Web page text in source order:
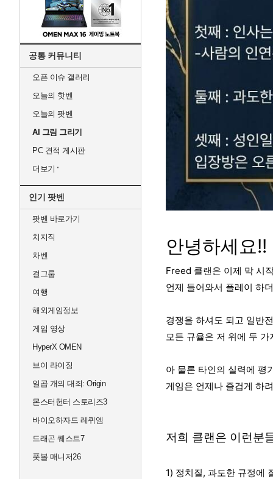
공통 커뮤니티
오픈 이슈 갤러리
오늘의 핫벤
오늘의 팟벤
AI 그림 그리기
PC 견적 게시판
더보기
인기 팟벤
팟벤 바로가기
치지직
차벤
걸그룹
여행
해외게임정보
게임 영상
HyperX OMEN
브이 라이징
일곱 개의 대죄: Origin
몬스터헌터 스토리즈3
바이오하자드 레퀴엠
드래곤 퀘스트7
풋볼 매니저26
안녕하세요!!
Freed 클랜은 이제 막 시
언제 들어와서 플레이 하
경쟁을 하셔도 되고 일반
모든 규율은 저 위에 두
아 물론 타인의 실력에 평
게임은 언제나 즐겁게 하
저희 클랜은 이런분
1) 정치질, 과도한 규정에